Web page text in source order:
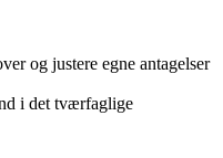
og justere egne antagelser
i det tværfaglige